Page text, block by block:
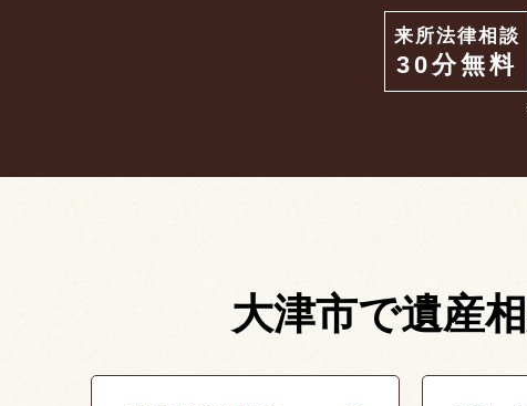
来所法律相談
30分無料
大津市で遺産